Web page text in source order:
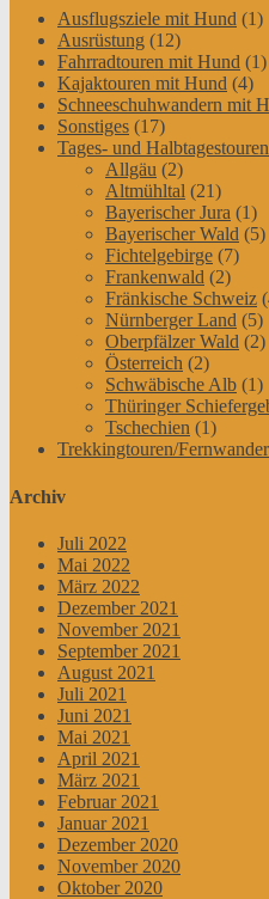
Ausflugsziele mit Hund (1)
Ausrüstung (12)
Fahrradtouren mit Hund (1)
Kajaktouren mit Hund (4)
Schneeschuhwandern mit
Sonstiges (17)
Tages- und
Allgäu (2)
Altmühltal (21)
Bayerischer Jura (1)
Bayerischer Wald (5)
Fichtelgebirge (7)
Frankenwald (2)
Fränkische Schweiz
Nürnberger Land (5)
Oberpfälzer Wald (2)
Österreich (2)
Schwäbische Alb (1)
Thüringer
Tschechien (1)
Trekkingtouren/
Archiv
Juli 2022
Mai 2022
März 2022
Dezember 2021
November 2021
September 2021
August 2021
Juli 2021
Juni 2021
Mai 2021
April 2021
März 2021
Februar 2021
Januar 2021
Dezember 2020
November 2020
Oktober 2020